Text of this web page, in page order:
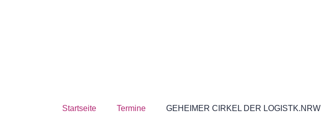
Startseite Termine GEHEIMER CIRKEL DER LOGISTK.NRW